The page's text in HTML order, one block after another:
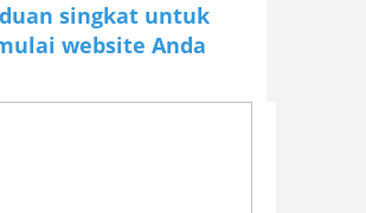
singkat untuk
website Anda